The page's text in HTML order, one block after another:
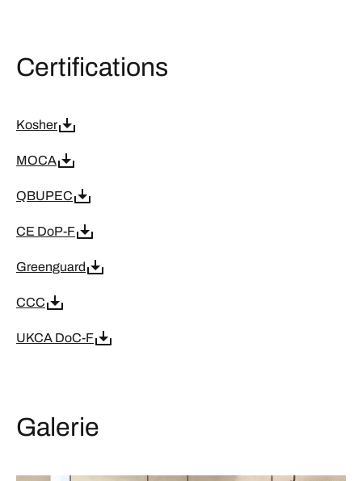
Certifications
Kosher
MOCA
QBUPEC
CE DoP-F
Greenguard
CCC
UKCA DoC-F
Galerie